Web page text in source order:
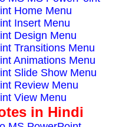
Home Menu
Insert Menu
Design Menu
Transitions Menu
Animations Menu
Slide Show Menu
Review Menu
View Menu
in Hindi